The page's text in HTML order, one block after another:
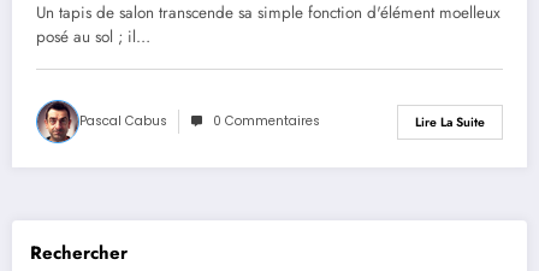
Un tapis de salon transcende sa simple fonction d'élément moelleux
posé au sol ; il…
Pascal Cabus 0 Commentaires Lire La Suite
Rechercher